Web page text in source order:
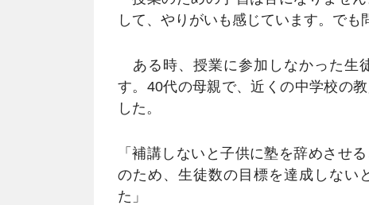
して、やりがいも感じています。でも
ある時、授業に参加しなかった生
す。40代の母親で、近くの中学校の
した。
「補講しないと子供に塾を辞めさせ
のため、生徒数の目標を達成しない
た」